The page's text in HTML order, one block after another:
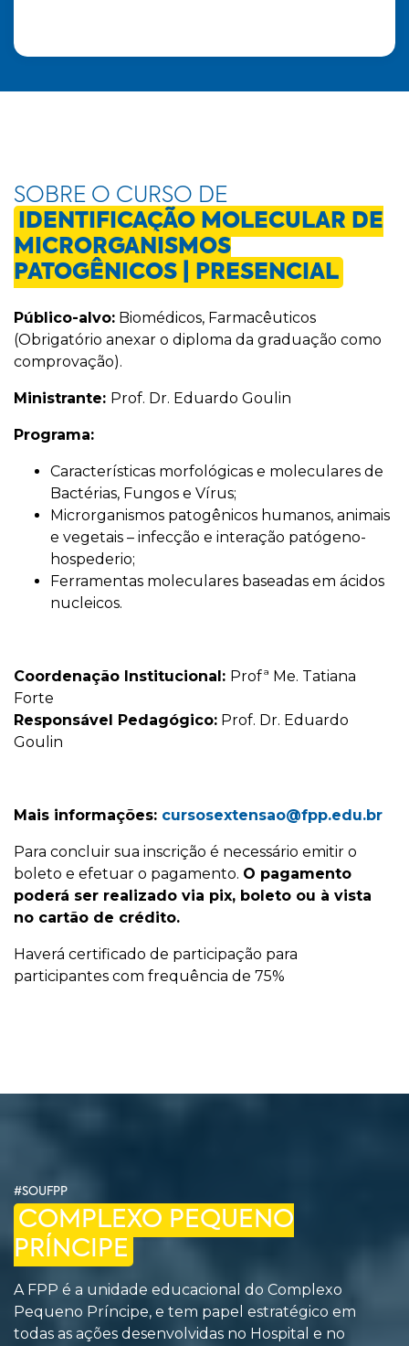
SOBRE O CURSO DE
IDENTIFICAÇÃO MOLECULAR DE
MICRORGANISMOS
PATOGÊNICOS | PRESENCIAL
Público-alvo: Biomédicos, Farmacêuticos
(Obrigatório anexar o diploma da graduação como
comprovação).
Ministrante: Prof. Dr. Eduardo Goulin
Programa:
Características morfológicas e moleculares de
Bactérias, Fungos e Vírus;
Microrganismos patogênicos humanos, animais
e vegetais – infecção e interação patógeno-
hospederio;
Ferramentas moleculares baseadas em ácidos
nucleicos.
Coordenação Institucional: Profª Me. Tatiana
Forte
Responsável Pedagógico: Prof. Dr. Eduardo
Goulin
Mais informações: cursosextensao@fpp.edu.br
Para concluir sua inscrição é necessário emitir o
boleto e efetuar o pagamento. O pagamento
poderá ser realizado via pix, boleto ou à vista
no cartão de crédito.
Haverá certificado de participação para
participantes com frequência de 75%
#SOUFPP
COMPLEXO PEQUENO
PRÍNCIPE
A FPP é a unidade educacional do Complexo
Pequeno Príncipe, e tem papel estratégico em
todas as ações desenvolvidas no Hospital e no